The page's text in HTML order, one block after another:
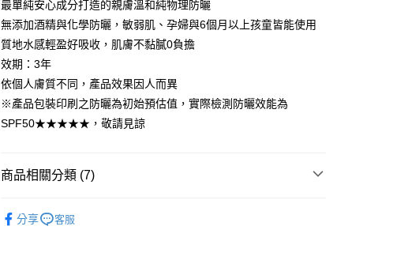
1.本服務係由「台灣大哥大股份有限公司」（以下簡稱本公司）所提供，讓
用戶於交易時，得透過本服務購買商品或服務，並由商店將買賣／分期付
2.基於同意付款使用「大哥付你分期」之契約關係目的，商店將以您的個人
資料（包含姓名、電話或地址）提供予台灣大哥大進項蒐集、處理及利
用，由本公司與您本人進行分期帳單所需資料之確認、核對及更正。
3.完整用戶服務條款，請詳閱以下連結：https://oppay.tw/userRule
※ 請注意：結帳手續完成當下不需立刻繳費，但若您需要取消訂單，請聯
絡購買商品的店家。未經商家同意取消之訂單仍視為有效，需透過AFTEE
先享後付繳納相關費用。
※ 交易是否成功請以「AFTEE先享後付 」之結帳頁面顯示為準，若有關於
是否繳費成功／繳費後需取消欲退款等相關疑問，請聯繫「AFTEE先享後
付客戶支援中心」https://netprotections.freshdesk.com/support/home
【注意事項】
１．透過由恩沛科技股份有限公司提供之「AFTEE先享後付」服務完成之
２．關於個人資料處理事宜，請瀏覽以下網址：
https://aftee.tw/terms/#terms3
任。
每筆NT$80，滿NT$1,880(含以上)免運費
萊爾富取貨付款
每筆NT$80，滿NT$2,000(含以上)免運費
付款後萊爾富取貨
每筆NT$80，滿NT$1,880(含以上)免運費
每筆NT$80，滿NT$2,000(含以上)免運費
每筆NT$80，滿NT$1,880(含以上)免運費
最單純安心成分打造的親膚溫和純物理防曬
無添加酒精與化學防曬，敏弱肌、孕婦與6個月以上孩童皆能使用
質地水感輕盈好吸收，肌膚不黏膩0負擔
效期：3年
依個人膚質不同，產品效果因人而異
※產品包裝印刷之防曬為初始預估值，實際檢測防曬效能為
SPF50★★★★★，敬請見諒
商品相關分類 (7)
分享 客服